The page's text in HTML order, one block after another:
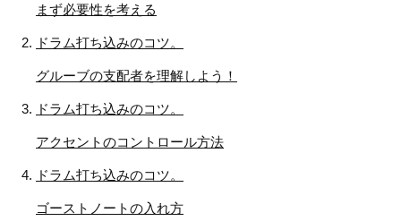
まず必要性を考える
ドラム打ち込みのコツ。
グルーブの支配者を理解しよう！
ドラム打ち込みのコツ。
アクセントのコントロール方法
ドラム打ち込みのコツ。
ゴーストノートの入れ方